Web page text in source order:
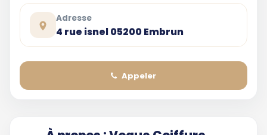
Adresse
4 rue isnel 05200 Embrun
Appeler